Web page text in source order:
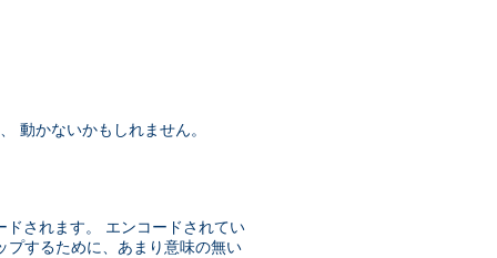
動かないかもしれません。
されます。 エンコードされてい
するために、あまり意味の無い